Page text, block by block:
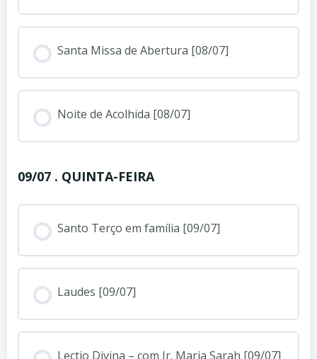
Santa Missa de Abertura [08/07]
Noite de Acolhida [08/07]
09/07 . QUINTA-FEIRA
Santo Terço em família [09/07]
Laudes [09/07]
Lectio Divina – com Ir. Maria Sarah [09/07]